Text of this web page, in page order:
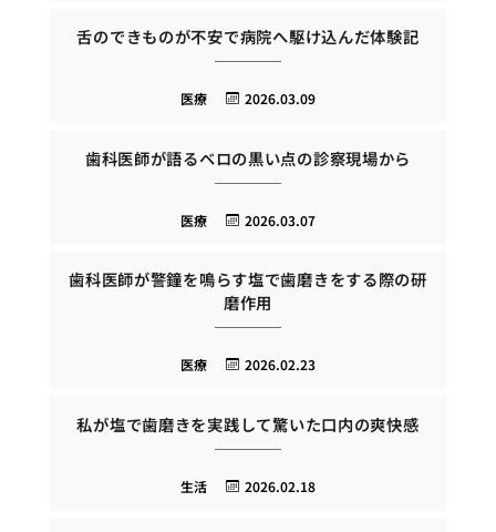
舌のできものが不安で病院へ駆け込んだ体験記
2026.03.09
医療
歯科医師が語るベロの黒い点の診察現場から
2026.03.07
医療
歯科医師が警鐘を鳴らす塩で歯磨きをする際の研
磨作用
2026.02.23
医療
私が塩で歯磨きを実践して驚いた口内の爽快感
2026.02.18
生活